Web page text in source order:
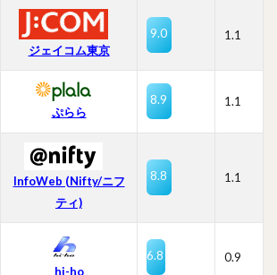
ジェイコム東京
9.0 1.1
ぷらら
8.9 1.1
InfoWeb (Nifty/ニフ
ティ)
8.8 1.1
hi-ho
6.8 0.9